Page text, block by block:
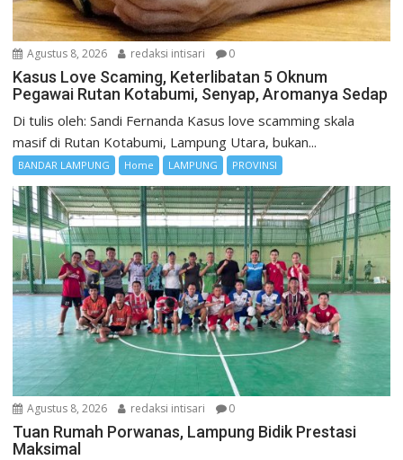
Agustus 8, 2026 redaksi intisari 0
Kasus Love Scaming, Keterlibatan 5 Oknum
Pegawai Rutan Kotabumi, Senyap, Aromanya Sedap
Di tulis oleh: Sandi Fernanda Kasus love scamming skala
masif di Rutan Kotabumi, Lampung Utara, bukan...
BANDAR LAMPUNG Home LAMPUNG PROVINSI
Agustus 8, 2026 redaksi intisari 0
Tuan Rumah Porwanas, Lampung Bidik Prestasi
Maksimal